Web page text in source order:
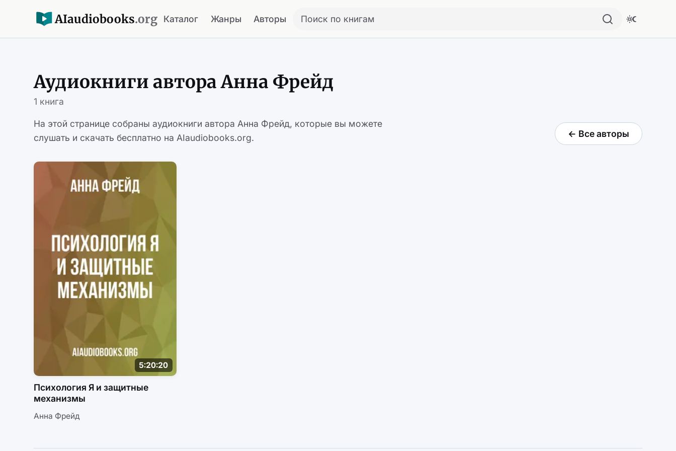
AIaudiobooks.org Каталог Жанры Авторы Поиск по книгам
Аудиокниги автора Анна Фрейд
1 книга
На этой странице собраны аудиокниги автора Анна Фрейд, которые вы можете
слушать и скачать бесплатно на AIaudiobooks.org.
← Все авторы
5:20:20
Психология Я и защитные
механизмы
Анна Фрейд